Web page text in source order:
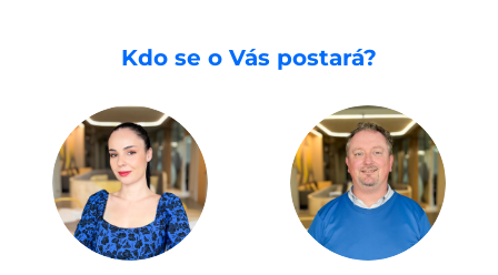
Kdo se o Vás postará?